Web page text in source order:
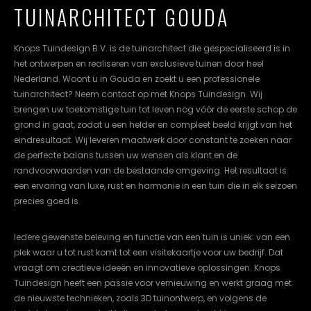
NL EN DE
TUINARCHITECT GOUDA
Knops Tuindesign B.V. is de tuinarchitect die gespecialiseerd is in
het ontwerpen en realiseren van exclusieve tuinen door heel
Nederland. Woont u in Gouda en zoekt u een professionele
tuinarchitect? Neem contact op met Knops Tuindesign. Wij
brengen uw toekomstige tuin tot leven nog vóór de eerste schop de
grond in gaat, zodat u een helder en compleet beeld krijgt van het
eindresultaat. Wij leveren maatwerk door constant te zoeken naar
de perfecte balans tussen uw wensen als klant en de
randvoorwaarden van de bestaande omgeving. Het resultaat is
een ervaring van luxe, rust en harmonie in een tuin die in elk seizoen
precies goed is.
Iedere gewenste beleving en functie van een tuin is uniek: van een
plek waar u tot rust komt tot een visitekaartje voor uw bedrijf. Dat
vraagt om creatieve ideeën en innovatieve oplossingen. Knops
Tuindesign heeft een passie voor vernieuwing en werkt graag met
de nieuwste technieken, zoals 3D tuinontwerp, en volgens de
cookievoorkeuren
instellen.
COOKIE-
INSTELLINGEN
ALLES
AFWIJZEN
ALLE
COOKIES
ACCEPTEREN